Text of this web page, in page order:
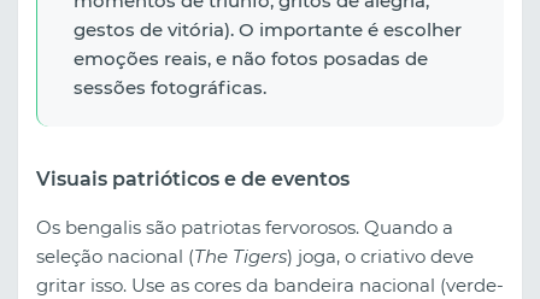
gestos de vitória). O importante é escolher
emoções reais, e não fotos posadas de
sessões fotográficas.
Visuais patrióticos e de eventos
Os bengalis são patriotas fervorosos. Quando a
seleção nacional (The Tigers) joga, o criativo deve
gritar isso. Use as cores da bandeira nacional (verde-